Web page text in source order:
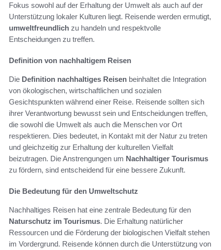
Fokus sowohl auf der Erhaltung der Umwelt als auch auf der
Unterstützung lokaler Kulturen liegt. Reisende werden ermutigt,
umweltfreundlich zu handeln und respektvolle
Entscheidungen zu treffen.
Definition von nachhaltigem Reisen
Die Definition nachhaltiges Reisen beinhaltet die Integration
von ökologischen, wirtschaftlichen und sozialen
Gesichtspunkten während einer Reise. Reisende sollten sich
ihrer Verantwortung bewusst sein und Entscheidungen treffen,
die sowohl die Umwelt als auch die Menschen vor Ort
respektieren. Dies bedeutet, in Kontakt mit der Natur zu treten
und gleichzeitig zur Erhaltung der kulturellen Vielfalt
beizutragen. Die Anstrengungen um Nachhaltiger Tourismus
zu fördern, sind entscheidend für eine bessere Zukunft.
Die Bedeutung für den Umweltschutz
Nachhaltiges Reisen hat eine zentrale Bedeutung für den
Naturschutz im Tourismus. Die Erhaltung natürlicher
Ressourcen und die Förderung der biologischen Vielfalt stehen
im Vordergrund. Reisende können durch die Unterstützung von